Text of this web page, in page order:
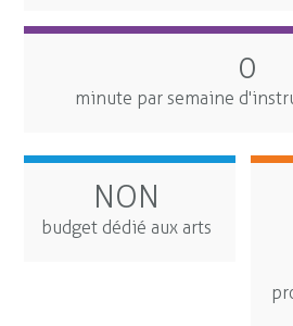
0
minute par semaine
NON
budget dédié aux arts